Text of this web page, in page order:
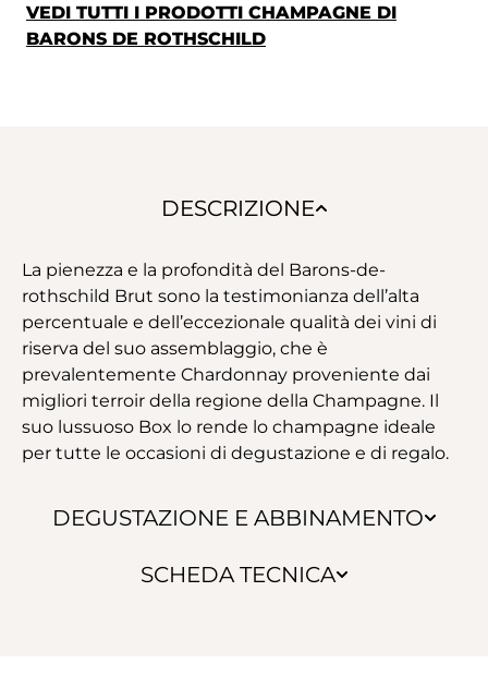
VEDI TUTTI I PRODOTTI CHAMPAGNE DI
BARONS DE ROTHSCHILD
DESCRIZIONE
DEGUSTAZIONE E ABBINAMENTO
SCHEDA TECNICA
La pienezza e la profondità del Barons-de-
rothschild Brut sono la testimonianza dell’alta
percentuale e dell’eccezionale qualità dei vini di
riserva del suo assemblaggio, che è
prevalentemente Chardonnay proveniente dai
migliori terroir della regione della Champagne. Il
suo lussuoso Box lo rende lo champagne ideale
per tutte le occasioni di degustazione e di regalo.